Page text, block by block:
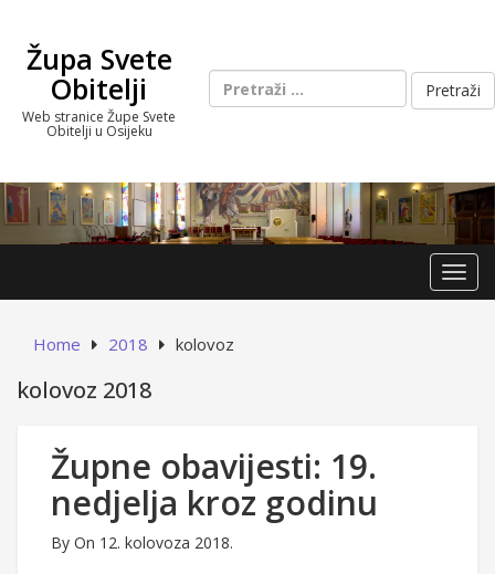
contentŽupa Svete
Obitelji
Web stranice Župe Svete
Obitelji u Osijeku
Pretraži:
Home 2018 kolovoz
kolovoz 2018
Župne obavijesti: 19.
nedjelja kroz godinu
By On 12. kolovoza 2018.